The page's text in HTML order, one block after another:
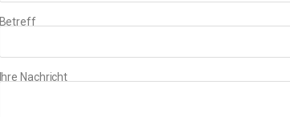
Betreff
Ihre Nachricht